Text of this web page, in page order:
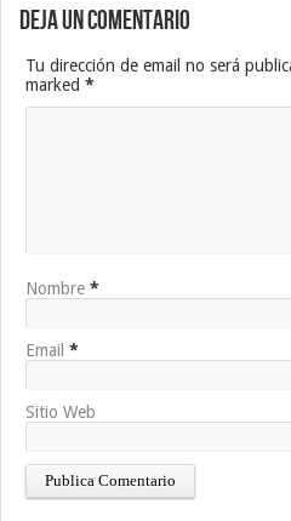
Deja un Comentario
Tu dirección de email no será
marked *
Nombre *
Email *
Sitio Web